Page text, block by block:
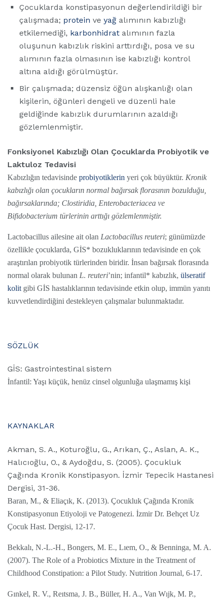
Çocuklarda konstipasyonun değerlendirildiği bir
çalışmada; protein ve yağ alımının kabızlığı
etkilemediği, karbonhidrat alımının fazla
oluşunun kabızlık riskini arttırdığı, posa ve su
alımının fazla olmasının ise kabızlığı kontrol
altına aldığı görülmüştür.
Bir çalışmada; düzensiz öğün alışkanlığı olan
kişilerin, öğünleri dengeli ve düzenli hale
geldiğinde kabızlık durumlarının azaldığı
gözlemlenmiştir.
Fonksiyonel Kabızlığı Olan Çocuklarda Probiyotik ve
Laktuloz Tedavisi
Kabızlığın tedavisinde probiyotiklerin yeri çok büyüktür. Kronik
kabızlığı olan çocukların normal bağırsak florasının bozulduğu,
bağırsaklarında; Clostiridia, Enterobacteriacea ve
Bifidobacterium türlerinin arttığı gözlemlenmiştir.
Lactobacillus ailesine ait olan Lactobacillus reuteri; günümüzde
özellikle çocuklarda, GİS* bozukluklarının tedavisinde en çok
araştırılan probiyotik türlerinden biridir. İnsan bağırsak florasında
normal olarak bulunan L. reuteri’nin; infantil* kabızlık, ülseratif
kolitgibi GİS hastalıklarının tedavisinde etkin olup, immün yanıtı
kuvvetlendirdiğini destekleyen çalışmalar bulunmaktadır.
SÖZLÜK
GİS: Gastrointestinal sistem
İnfantil: Yaşı küçük, henüz cinsel olgunluğa ulaşmamış kişi
KAYNAKLAR
Akman, S. A., Koturoğlu, G., Arıkan, Ç., Aslan, A. K.,
Halıcıoğlu, O., & Aydoğdu, S. (2005). Çocukluk
Çağında Kronik Konstipasyon. İzmir Tepecik Hastanesi
Dergisi, 31-36.
Baran, M., & Eliaçık, K. (2013). Çocukluk Çağında Kronik
Konstipasyonun Etiyoloji ve Patogenezi. İzmir Dr. Behçet Uz
Çocuk Hast. Dergisi, 12-17.
Bekkalı, N.-L.-H., Bongers, M. E., Lıem, O., & Benninga, M. A.
(2007). The Role of a Probiotics Mixture in the Treatment of
Childhood Constipation: a Pilot Study. Nutrition Journal, 6-17.
Gınkel, R. V., Reıtsma, J. B., Büller, H. A., Van Wıjk, M. P.,